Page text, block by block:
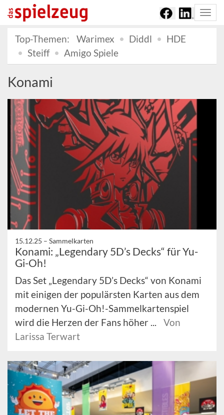
Top-Themen:
Warimex Diddl
HDE
Steiff
Amigo Spiele
Konami
15.12.25 – Sammelkarten
Konami: „Legendary 5D’s Decks“ für Yu-
Gi-Oh!
Das Set „Legendary 5D’s Decks“ von Konami
mit einigen der populärsten Karten aus dem
modernen Yu-Gi-Oh!-Sammelkartenspiel
wird die Herzen der Fans höher ...
Von
Larissa Terwart